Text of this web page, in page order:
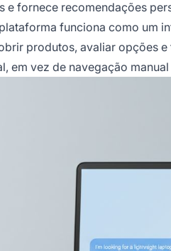
e fornece recomendações
funciona como um
produtos, avaliar opções
em vez de navegação